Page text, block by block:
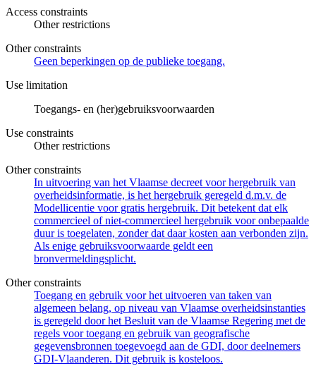
Access constraints
Other restrictions
Other constraints
Geen beperkingen op de publieke toegang.
Use limitation
Toegangs- en (her)gebruiksvoorwaarden
Use constraints
Other restrictions
Other constraints
In uitvoering van het Vlaamse decreet voor hergebruik van
overheidsinformatie, is het hergebruik geregeld d.m.v. de
Modellicentie voor gratis hergebruik. Dit betekent dat elk
commercieel of niet-commercieel hergebruik voor onbepaalde
duur is toegelaten, zonder dat daar kosten aan verbonden zijn.
Als enige gebruiksvoorwaarde geldt een
bronvermeldingsplicht.
Other constraints
Toegang en gebruik voor het uitvoeren van taken van
algemeen belang, op niveau van Vlaamse overheidsinstanties
is geregeld door het Besluit van de Vlaamse Regering met de
regels voor toegang en gebruik van geografische
gegevensbronnen toegevoegd aan de GDI, door deelnemers
GDI-Vlaanderen. Dit gebruik is kosteloos.